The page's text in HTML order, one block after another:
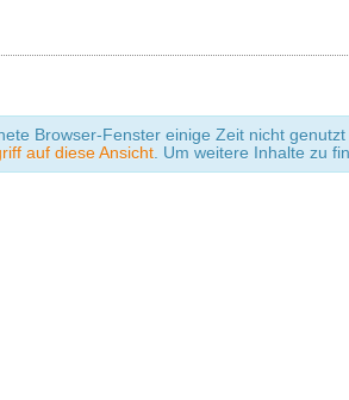
Browser-Fenster einige Zeit nicht
auf diese Ansicht. Um weitere Inhalte zu